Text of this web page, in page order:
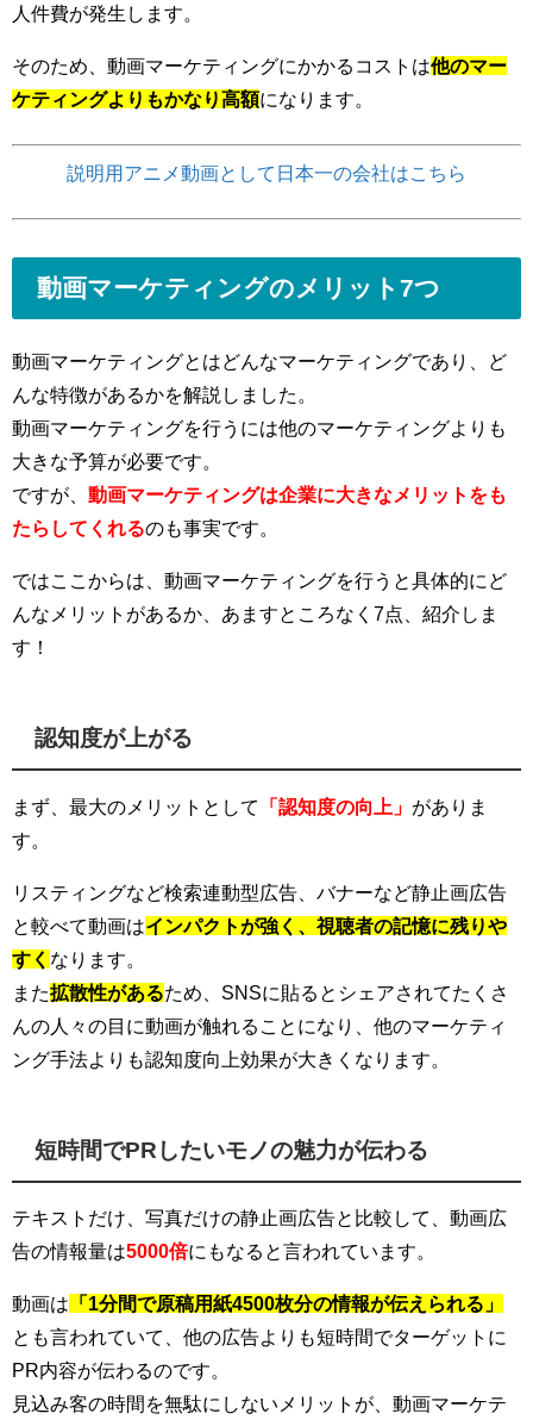
人件費が発生します。
そのため、動画マーケティングにかかるコストは他のマー
ケティングよりもかなり高額になります。
説明用アニメ動画として日本一の会社はこちら
動画マーケティングのメリット7つ
動画マーケティングとはどんなマーケティングであり、ど
んな特徴があるかを解説しました。
動画マーケティングを行うには他のマーケティングよりも
大きな予算が必要です。
ですが
動画マーケティングは企業に大きなメリットをも
たらしてくれるのも事実です。
ではここからは、動画マーケティングを行うと具体的にど
んなメリットがあるか、あますところなく7点、紹介しま
す！
認知度が上がる
まず、最大のメリットとして 「認知度の向上」 がありま
す。
リスティングなど検索連動型広告、バナーなど静止画広告
と較べて動画はインパクトが強く、視聴者の記憶に残りや
すく なります。
また拡散性があるため、SNSに貼るとシェアされてたくさ
んの人々の目に動画が触れることになり、他のマーケティ
ング手法よりも認知度向上効果が大きくなります。
短時間でPRしたいモノの魅力が伝わる
テキストだけ、写真だけの静止画広告と比較して、動画広
告の情報量は5000倍にもなると言われています。
動画は 「1分間で原稿用紙4500枚分の情報が伝えられる」
とも言われていて、他の広告よりも短時間でターゲットに
PR内容が伝わるのです。
見込み客の時間を無駄にしないメリットが、動画マーケテ